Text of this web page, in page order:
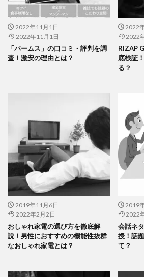
2022年11月1日
2022年11月1日
「パームス」の口コミ・評判を調
査！激安の理由とは？
2022
2022
RIZAP
底検証
る？
2019年11月6日
2022年2月2日
おしゃれ家電の選び方を徹底解
説！男性におすすめの機能性抜群
なおしゃれ家電とは？
2019
2022
会話ネ
授！話
て？